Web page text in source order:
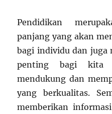
Pendidikan
panjang yang akan
bagi individu dan juga
penting bagi kita
mendukung dan
yang berkualitas.
memberikan